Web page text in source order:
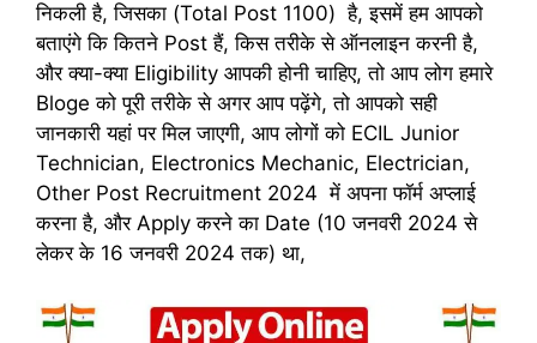
निकली है, जिसका (Total Post 1100) है, इसमें हम आपको
बताएंगे कि कितने Post हैं, किस तरीके से ऑनलाइन करनी है,
और क्या-क्या Eligibility आपकी होनी चाहिए, तो आप लोग हमारे
Bloge को पूरी तरीके से अगर आप पढ़ेंगे, तो आपको सही
जानकारी यहां पर मिल जाएगी, आप लोगों को ECIL Junior
Technician, Electronics Mechanic, Electrician,
Other Post Recruitment 2024 में अपना फॉर्म अप्लाई
करना है, और Apply करने का Date (10 जनवरी 2024 से
लेकर के 16 जनवरी 2024 तक) था,